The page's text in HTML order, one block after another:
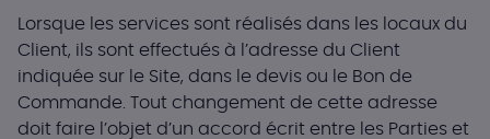
Lorsque les services sont réalisés dans les locaux du
Client, ils sont effectués à l’adresse du Client
indiquée sur le Site, dans le devis ou le Bon de
Commande. Tout changement de cette adresse
doit faire l’objet d’un accord écrit entre les Parties et